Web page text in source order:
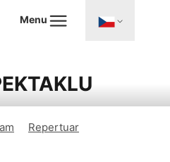
Menu
Repertuar